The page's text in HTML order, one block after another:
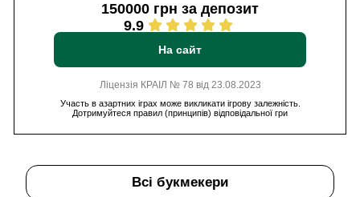
150000 грн за депозит
9.9
На сайт
Ліцензія КРАІЛ № 78 від 23.08.2023
Участь в азартних іграх може викликати ігрову залежність.
Дотримуйтеся правил (принципів) відповідальної гри
Всі букмекери